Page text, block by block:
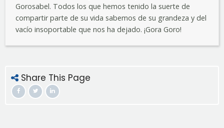
Gorosabel. Todos los que hemos tenido la suerte de
compartir parte de su vida sabemos de su grandeza y del
vacío insoportable que nos ha dejado. ¡Gora Goro!
Share This Page